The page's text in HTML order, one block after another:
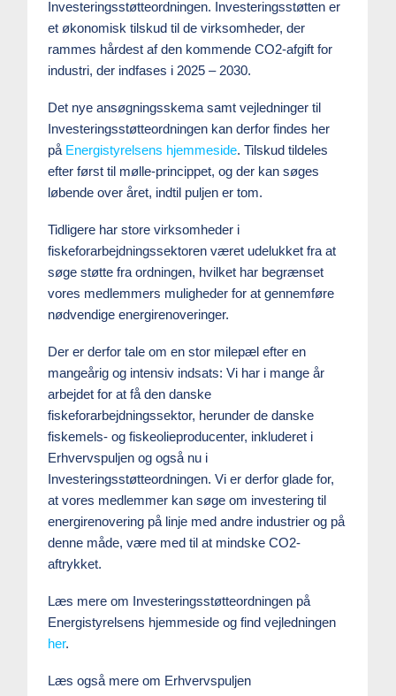
Investeringsstøtteordningen. Investeringsstøtten er
et økonomisk tilskud til de virksomheder, der
rammes hårdest af den kommende CO2-afgift for
industri, der indfases i 2025 – 2030.
Det nye ansøgningsskema samt vejledninger til
Investeringsstøtteordningen kan derfor findes her
på Energistyrelsens hjemmeside. Tilskud tildeles
efter først til mølle-princippet, og der kan søges
løbende over året, indtil puljen er tom.
Tidligere har store virksomheder i
fiskeforarbejdningssektoren været udelukket fra at
søge støtte fra ordningen, hvilket har begrænset
vores medlemmers muligheder for at gennemføre
nødvendige energirenoveringer.
Der er derfor tale om en stor milepæl efter en
mangeårig og intensiv indsats: Vi har i mange år
arbejdet for at få den danske
fiskeforarbejdningssektor, herunder de danske
fiskemels- og fiskeolieproducenter, inkluderet i
Erhvervspuljen og også nu i
Investeringsstøtteordningen. Vi er derfor glade for,
at vores medlemmer kan søge om investering til
energirenovering på linje med andre industrier og på
denne måde, være med til at mindske CO2-
aftrykket.
Læs mere om Investeringsstøtteordningen på
Energistyrelsens hjemmeside og find vejledningen
her.
Læs også mere om Erhvervspuljen